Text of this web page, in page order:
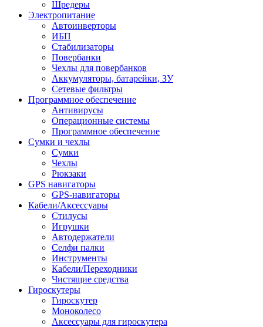
Шредеры
Электропитание
Автоинверторы
ИБП
Стабилизаторы
Повербанки
Чехлы для повербанков
Аккумуляторы, батарейки, ЗУ
Сетевые фильтры
Программное обеспечение
Антивирусы
Операционные системы
Программное обеспечение
Сумки и чехлы
Сумки
Чехлы
Рюкзаки
GPS навигаторы
GPS-навигаторы
Кабели/Аксессуары
Стилусы
Игрушки
Автодержатели
Селфи палки
Инструменты
Кабели/Переходники
Чистящие средства
Гироскутеры
Гироскутер
Моноколесо
Аксессуары для гироскутера